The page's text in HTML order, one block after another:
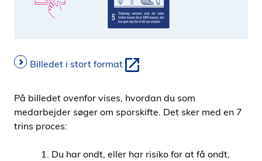
Billedet i stort format
På billedet ovenfor vises, hvordan du som
medarbejder søger om sporskifte. Det sker med en 7
trins proces:
Du har ondt, eller har risiko for at få ondt,